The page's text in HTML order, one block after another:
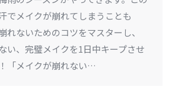
でメイクが崩れてしまうことも
れないためのコツをマスターし、
い、完璧メイクを1日中キープさせ
「メイクが崩れない…